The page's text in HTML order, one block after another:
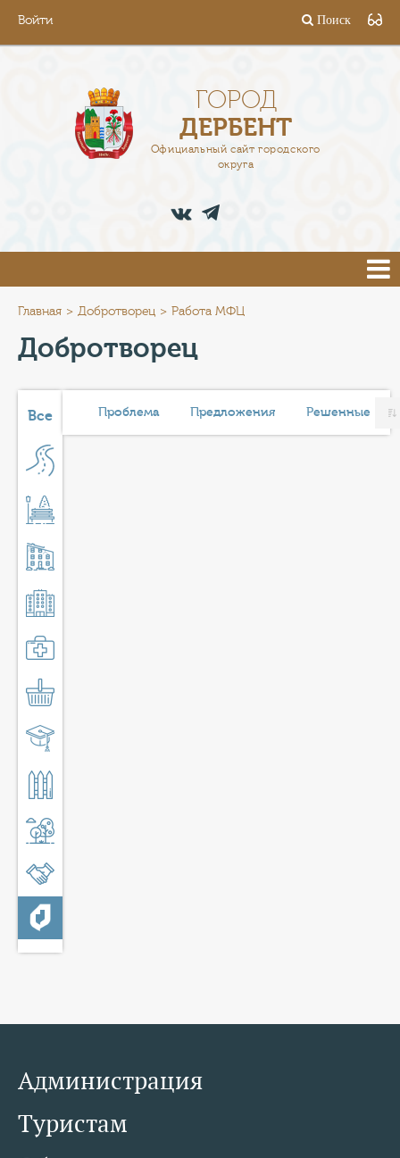
Войти Поиск
ГОРОД
ДЕРБЕНТ
Официальный сайт городского
округа
АДМИНИСТРАЦИЯ
ПРЕСС-ЦЕНТР
ТУРИСТАМ
ТАРИФЫ
Главная Добротворец Работа МФЦ
Добротворец
Все Проблема Предложения Решенные
Администрация
Туристам